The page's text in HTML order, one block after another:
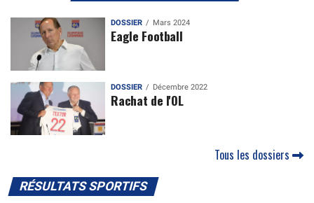
DOSSIER Mars 2024
Eagle Football
DOSSIER Décembre 2022
Rachat de l'OL
Tous les dossiers
RÉSULTATS SPORTIFS